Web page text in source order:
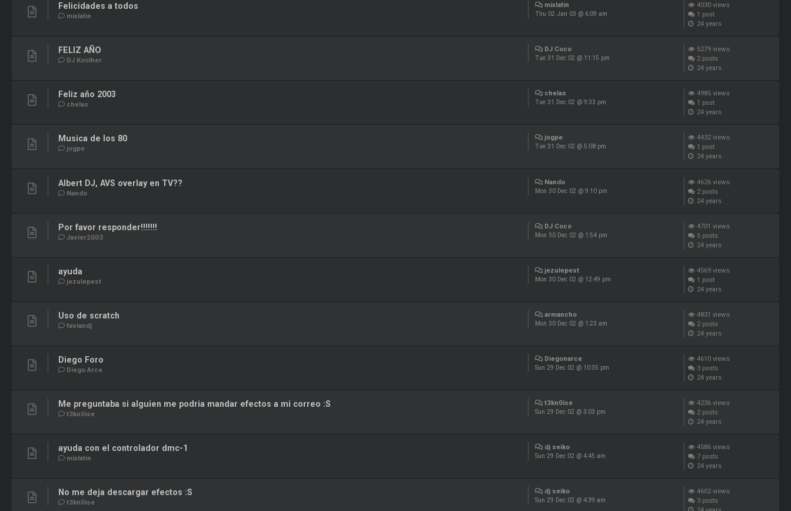
Felicidades a todos
mixlatin
mixlatin
Thu 02 Jan 03 @ 6:09 am
4030 views
1 post
24 years
FELIZ AÑO
DJ Koolher
DJ Coco
Tue 31 Dec 02 @ 11:15 pm
5279 views
2 posts
24 years
Feliz año 2003
chelas
chelas
Tue 31 Dec 02 @ 9:33 pm
4985 views
1 post
24 years
Musica de los 80
jogpe
jogpe
Tue 31 Dec 02 @ 5:08 pm
4432 views
1 post
24 years
Albert DJ, AVS overlay en TV??
Nando
Nando
Mon 30 Dec 02 @ 9:10 pm
4626 views
2 posts
24 years
Por favor responder!!!!!!!
Javier2003
DJ Coco
Mon 30 Dec 02 @ 1:54 pm
4701 views
5 posts
24 years
ayuda
jezulepest
jezulepest
Mon 30 Dec 02 @ 12:49 pm
4569 views
1 post
24 years
Uso de scratch
faviandj
armancho
Mon 30 Dec 02 @ 1:23 am
4831 views
2 posts
24 years
Diego Foro
Diego Arce
Diegonarce
Sun 29 Dec 02 @ 10:35 pm
4610 views
3 posts
24 years
Me preguntaba si alguien me podria mandar efectos a mi correo :S
t3kn0ise
t3kn0ise
Sun 29 Dec 02 @ 3:03 pm
4236 views
2 posts
24 years
ayuda con el controlador dmc-1
mixlatin
dj seiko
Sun 29 Dec 02 @ 4:45 am
4586 views
7 posts
24 years
No me deja descargar efectos :S
t3kn0ise
dj seiko
Sun 29 Dec 02 @ 4:39 am
4602 views
3 posts